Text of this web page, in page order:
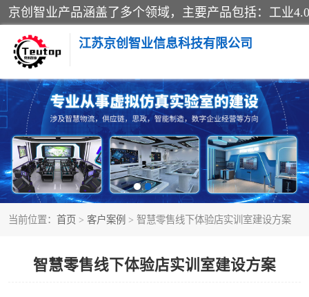
江苏京创智业信息科技有限公司
当前位置： 首页 > 客户案例 > 智慧零售线下体验店实训室建设方案
智慧零售线下体验店实训室建设方案
VR物流实训
生产系统仿真
供应链管理
智慧零售实训
智慧物流实训室